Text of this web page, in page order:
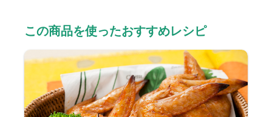
この商品を使ったおすすめレシピ